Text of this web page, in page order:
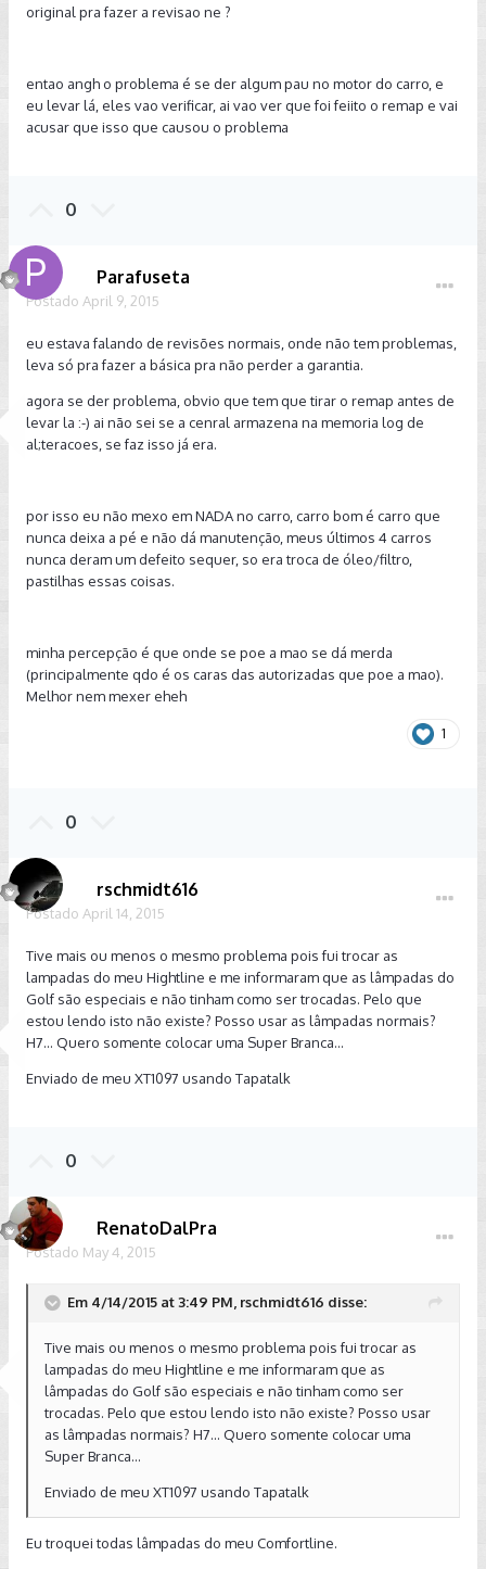
original pra fazer a revisao ne ?
entao angh o problema é se der algum pau no motor do carro, e
eu levar lá, eles vao verificar, ai vao ver que foi feiito o remap e vai
acusar que isso que causou o problema
0
Parafuseta
Postado April 9, 2015
eu estava falando de revisões normais, onde não tem problemas,
leva só pra fazer a básica pra não perder a garantia.
agora se der problema, obvio que tem que tirar o remap antes de
levar la :-) ai não sei se a cenral armazena na memoria log de
al;teracoes, se faz isso já era.
por isso eu não mexo em NADA no carro, carro bom é carro que
nunca deixa a pé e não dá manutenção, meus últimos 4 carros
nunca deram um defeito sequer, so era troca de óleo/filtro,
pastilhas essas coisas.
minha percepção é que onde se poe a mao se dá merda
(principalmente qdo é os caras das autorizadas que poe a mao).
Melhor nem mexer eheh
1
0
rschmidt616
Postado April 14, 2015
Tive mais ou menos o mesmo problema pois fui trocar as
lampadas do meu Hightline e me informaram que as lâmpadas do
Golf são especiais e não tinham como ser trocadas. Pelo que
estou lendo isto não existe? Posso usar as lâmpadas normais?
H7... Quero somente colocar uma Super Branca...
Enviado de meu XT1097 usando Tapatalk
0
RenatoDalPra
Postado May 4, 2015
Em 4/14/2015 at 3:49 PM, rschmidt616 disse:
Tive mais ou menos o mesmo problema pois fui trocar as
lampadas do meu Hightline e me informaram que as
lâmpadas do Golf são especiais e não tinham como ser
trocadas. Pelo que estou lendo isto não existe? Posso usar
as lâmpadas normais? H7... Quero somente colocar uma
Super Branca...
Enviado de meu XT1097 usando Tapatalk
Eu troquei todas lâmpadas do meu Comfortline.